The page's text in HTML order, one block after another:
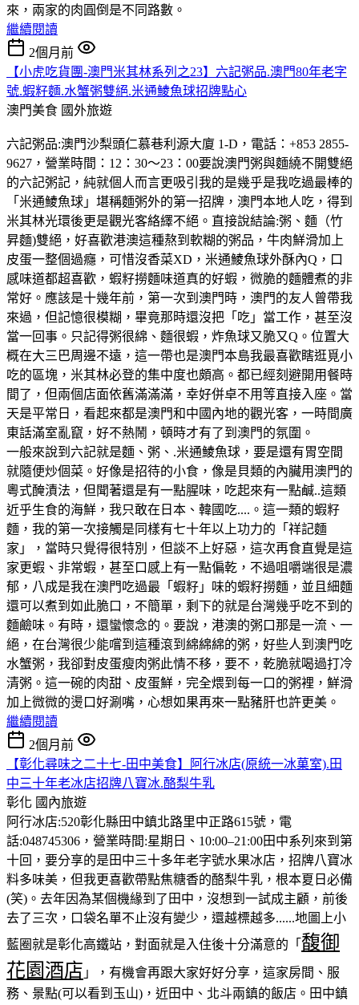
來，兩家的肉圓倒是不同路數。
繼續閱讀
2個月前
【小虎吃貨團-澳門米其林系列之23】六記粥品.澳門80年老字
號.蝦籽麵.水蟹粥雙絕.米通鯪魚球招牌點心
澳門美食 國外旅遊
六記粥品:澳門沙梨頭仁慕巷利源大廈 1-D，電話：+853 2855-
9627，營業時間：12：30～23：00要說澳門粥與麵繞不開雙絕
的六記粥記，純就個人而言更吸引我的是幾乎是我吃過最棒的
「米通鯪魚球」堪稱麵粥外的第一招牌，澳門本地人吃，得到
米其林光環後更是觀光客絡繹不絕。直接說結論:粥、麵（竹
昇麵)雙絕，好喜歡港澳這種熬到軟糊的粥品，牛肉鮮滑加上
皮蛋一整個過癮，可惜沒香菜XD，米通鯪魚球外酥內Q，口
感味道都超喜歡，蝦籽撈麵味道真的好蝦，微脆的麵體煮的非
常好。應該是十幾年前，第一次到澳門時，澳門的友人曾帶我
來過，但記憶很模糊，畢竟那時還沒把「吃」當工作，甚至沒
當一回事。只記得粥很綿、麵很蝦，炸魚球又脆又Q。位置大
概在大三巴周邊不遠，這一帶也是澳門本島我最喜歡瞎逛覓小
吃的區塊，米其林必登的集中度也頗高。都已經刻避開用餐時
間了，但兩個店面依舊滿滿滿，幸好併卓不用等直接入座。當
天是平常日，看起來都是澳門和中國內地的觀光客，一時間廣
東話滿室亂竄，好不熱鬧，頓時才有了到澳門的氛圍。
一般來說到六記就是麵、粥、.米通鯪魚球，要是還有胃空間
就隨便炒個菜。好像是招待的小食，像是貝類的內臟用澳門的
粵式醃漬法，但聞著還是有一點腥味，吃起來有一點鹹..這類
近乎生食的海鮮，我只敢在日本、韓國吃....。這一類的蝦籽
麵，我的第一次接觸是同樣有七十年以上功力的「祥記麵
家」，當時只覺得很特別，但談不上好惡，這次再食直覺是這
家更蝦、非常蝦，甚至口感上有一點偏乾，不過咀嚼端很是濃
郁，八成是我在澳門吃過最「蝦籽」味的蝦籽撈麵，並且細麵
還可以煮到如此脆口，不簡單，剩下的就是台灣幾乎吃不到的
麵鹼味。有時，還蠻懷念的。要說，港澳的粥口那是一流、一
絕，在台灣很少能嚐到這種滾到綿綿綿的粥，好些人到澳門吃
水蟹粥，我卻對皮蛋瘦肉粥此情不移，要不，乾脆就喝過打冷
清粥。這一碗的肉甜、皮蛋鮮，完全煨到每一口的粥裡，鮮滑
加上微微的燙口好涮嘴，心想如果再來一點豬肝也許更美。
繼續閱讀
2個月前
【彰化尋味之二十七-田中美食】阿行冰店(原統一冰菓室).田
中三十年老冰店招牌八寶冰.酪梨牛乳
彰化 國內旅遊
阿行冰店:520彰化縣田中鎮北路里中正路615號，電
話:048745306，營業時間:星期日、10:00–21:00田中系列來到第
十回，要分享的是田中三十多年老字號水果冰店，招牌八寶冰
料多味美，但我更喜歡帶點焦糖香的酪梨牛乳，根本夏日必備
(笑)。去年因為某個機緣到了田中，沒想到一試成主顧，前後
去了三次，口袋名單不止沒有變少，還越標越多......地圖上小
藍圈就是彰化高鐵站，對面就是入住後十分滿意的「 馥御
花園酒店 」，有機會再跟大家好好分享，這家房間、服
務、景點(可以看到玉山)，近田中、北斗兩鎮的飯店。田中鎮